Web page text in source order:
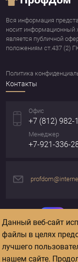
Вся информация
носит информационный
является публичной
положениям ст.437 (2)
Политика
Контакты
Офис
+7 (812) 982-
Менеджер
+7-921-336-
Адрес
Данный веб-сайт
файлы в целях
лучшего
нашем сайте.